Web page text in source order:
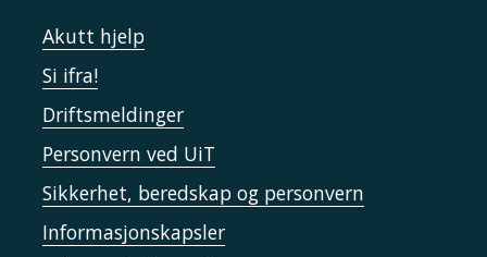
Akutt hjelp
Si ifra!
Driftsmeldinger
Personvern ved UiT
Sikkerhet, beredskap og personvern
Informasjonskapsler